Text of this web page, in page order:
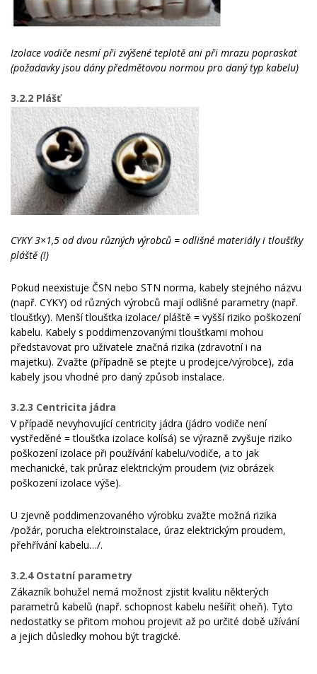
Izolace vodiče nesmí při zvýšené teplotě ani při mrazu popraskat
(požadavky jsou dány předmětovou normou pro daný typ kabelu)
3.2.2 Plášť
CYKY 3×1,5 od dvou různých výrobců = odlišné materiály i tloušťky
pláště (!)
Pokud neexistuje ČSN nebo STN norma, kabely stejného názvu
(např. CYKY) od různých výrobců mají odlišné parametry (např.
tloušťky). Menší tloušťka izolace/ pláště = vyšší riziko poškození
kabelu. Kabely s poddimenzovanými tloušťkami mohou
představovat pro uživatele značná rizika (zdravotní i na
majetku). Zvažte (případně se ptejte u prodejce/výrobce), zda
kabely jsou vhodné pro daný způsob instalace.
3.2.3 Centricita jádra
V případě nevyhovující centricity jádra (jádro vodiče není
vystředěné = tloušťka izolace kolísá) se výrazně zvyšuje riziko
poškození izolace při používání kabelu/vodiče, a to jak
mechanické, tak průraz elektrickým proudem (viz obrázek
poškození izolace výše).
U zjevně poddimenzovaného výrobku zvažte možná rizika
/požár, porucha elektroinstalace, úraz elektrickým proudem,
přehřívání kabelu…/.
3.2.4 Ostatní parametry
Zákazník bohužel nemá možnost zjistit kvalitu některých
parametrů kabelů (např. schopnost kabelu nešířit oheň). Tyto
nedostatky se přitom mohou projevit až po určité době užívání
a jejich důsledky mohou být tragické.